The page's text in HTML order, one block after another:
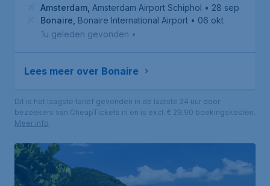
Amsterdam Amsterdam Airport Schiphol • 28 sep
Bonaire Bonaire International Airport • 06 okt
1u geleden gevonden •
Lees meer over Bonaire
Dit is het laagste tarief gevonden in de laatste 24 uur door
bezoekers van CheapTickets.nl en is excl. € 29,90 boekingskosten.
Meer info